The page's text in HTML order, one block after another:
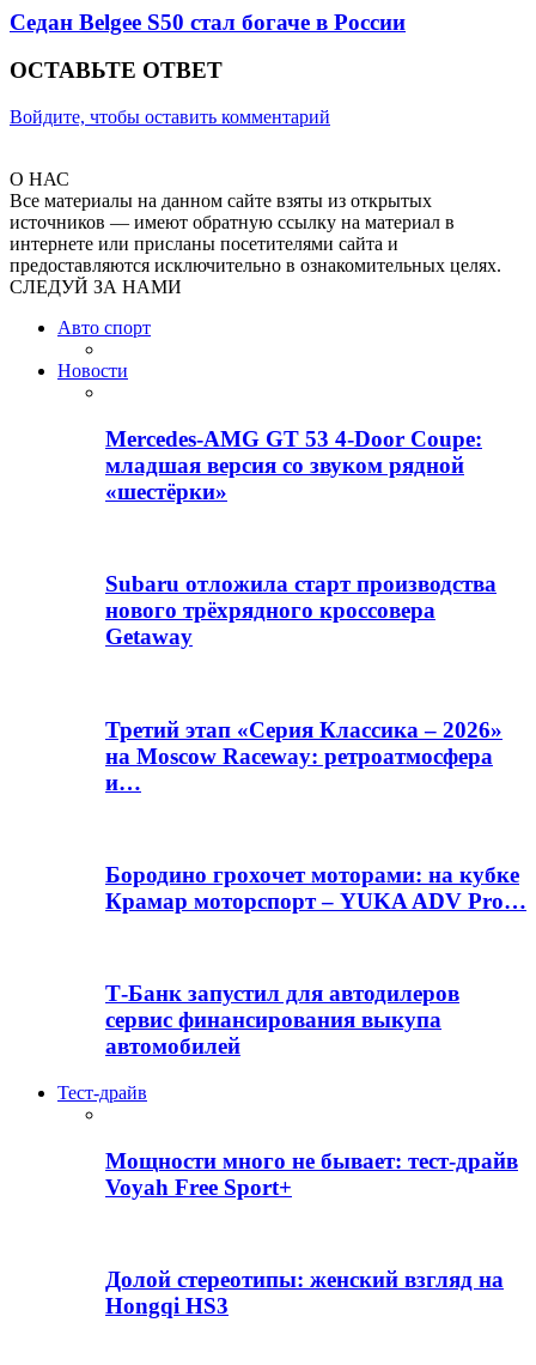
Седан Belgee S50 стал богаче в России
ОСТАВЬТЕ ОТВЕТ
Войдите, чтобы оставить комментарий
О НАС
Все материалы на данном сайте взяты из открытых
источников — имеют обратную ссылку на материал в
интернете или присланы посетителями сайта и
предоставляются исключительно в ознакомительных целях.
СЛЕДУЙ ЗА НАМИ
Авто спорт
Новости
Mercedes-AMG GT 53 4-Door Coupe:
младшая версия со звуком рядной
«шестёрки»
Subaru отложила старт производства
нового трёхрядного кроссовера
Getaway
Третий этап «Серия Классика – 2026»
на Moscow Raceway: ретроатмосфера
и…
Бородино грохочет моторами: на кубке
Крамар моторспорт – YUKA ADV Pro…
Т-Банк запустил для автодилеров
сервис финансирования выкупа
автомобилей
Тест-драйв
Мощности много не бывает: тест-драйв
Voyah Free Sport+
Долой стереотипы: женский взгляд на
Hongqi HS3